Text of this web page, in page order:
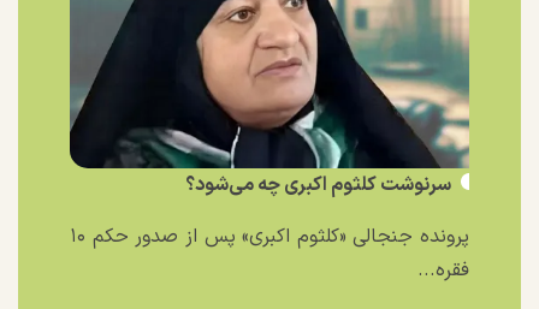
سرنوشت کلثوم اکبری چه می‌شود؟
پرونده جنجالی «کلثوم اکبری» پس از صدور حکم ۱۰
فقره...